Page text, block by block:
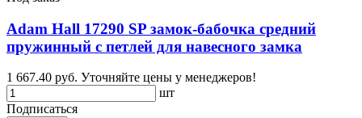
Adam Hall 17290 SP замок-бабочка средний
пружинный с петлей для навесного замка
1 667.40 руб. Уточняйте цены у менеджеров!
шт
Подписаться